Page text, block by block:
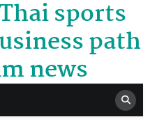
sports
path
news